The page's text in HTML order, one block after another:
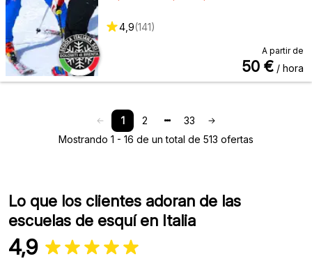
4,9(141)
A partir de
50 € / hora
1 2
33
Mostrando 1 - 16 de un total de 513 ofertas
Lo que los clientes adoran de las
escuelas de esquí en Italia
4,9